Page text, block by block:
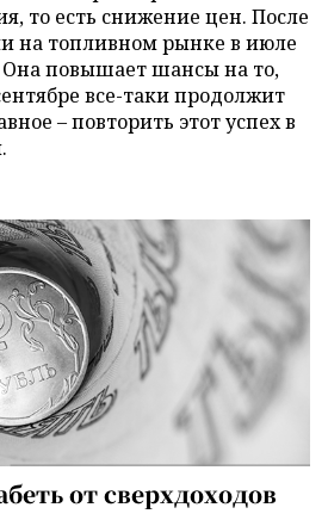
то есть снижение цен. После
на топливном рынке в июле
Она повышает шансы на то,
все-таки продолжит
– повторить этот успех в
от сверхдоходов